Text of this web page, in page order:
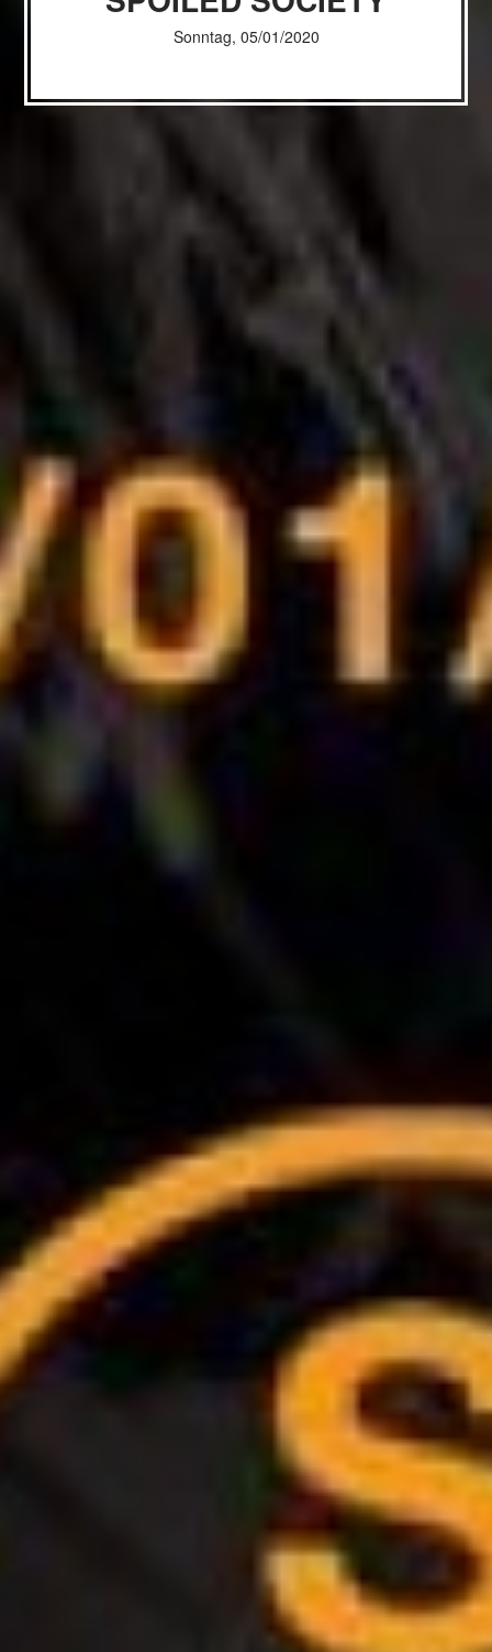
Sonntag, 05/01/2020